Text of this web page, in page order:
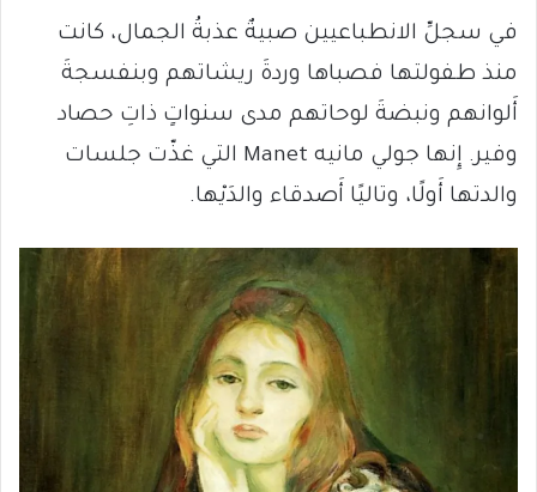
في سجلِّ الانطباعيين صبيةٌ عذبةُ الجمال، كانت
منذ طفولتها فصباها وردةَ ريشاتهم وبنفسجةَ
أَلوانهم ونبضةَ لوحاتهم مدى سنواتٍ ذاتِ حصاد
وفير. إِنها جولي مانيه Manet التي غذّت جلسات
والدتها أَولًا، وتاليًا أَصدقاء والدَيْها.